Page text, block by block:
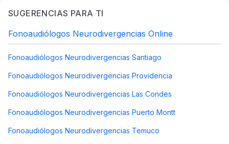
SUGERENCIAS PARA TI
Fonoaudiólogos Neurodivergencias Online
Fonoaudiólogos Neurodivergencias Santiago
Fonoaudiólogos Neurodivergencias Providencia
Fonoaudiólogos Neurodivergencias Las Condes
Fonoaudiólogos Neurodivergencias Puerto Montt
Fonoaudiólogos Neurodivergencias Temuco